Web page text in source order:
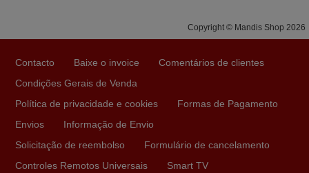
Copyright © Mandis Shop 2026
Contacto Baixe o invoice
Comentários de clientes
Condições Gerais de Venda
Política de privacidade e cookies
Formas de Pagamento
Envios
Informação de Envio
Solicitação de reembolso
Formulário de cancelamento
Controles Remotos Universais
Smart TV